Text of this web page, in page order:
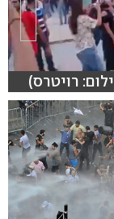
רויטרס)